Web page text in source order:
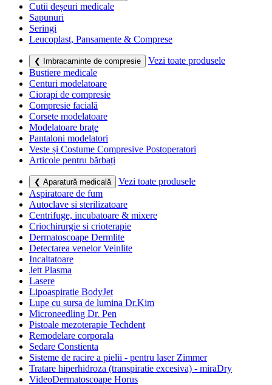
Cutii deșeuri medicale
Sapunuri
Seringi
Leucoplast, Pansamente & Comprese
❮ Imbracaminte de compresie
Vezi toate produsele
Bustiere medicale
Centuri modelatoare
Ciorapi de compresie
Compresie facială
Corsete modelatoare
Modelatoare brațe
Pantaloni modelatori
Veste și Costume Compresive Postoperatori
Articole pentru bărbați
❮ Aparatură medicală
Vezi toate produsele
Aspiratoare de fum
Autoclave si sterilizatoare
Centrifuge, incubatoare & mixere
Criochirurgie si crioterapie
Dermatoscoape Dermlite
Detectarea venelor Veinlite
Incaltatoare
Jett Plasma
Lasere
Lipoaspiratie BodyJet
Lupe cu sursa de lumina Dr.Kim
Microneedling Dr. Pen
Pistoale mezoterapie Techdent
Remodelare corporala
Sedare Constienta
Sisteme de racire a pielii - pentru laser Zimmer
Tratare hiperhidroza (transpiratie excesiva) - miraDry
VideoDermatoscoape Horus